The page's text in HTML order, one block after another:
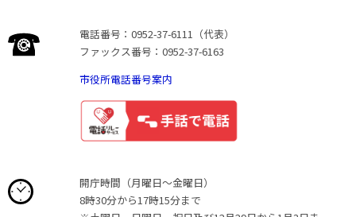
電話番号：0952-37-6111（代表）
ファックス番号：0952-37-6163
市役所電話番号案内
開庁時間（月曜日〜金曜日）
8時30分から17時15分まで